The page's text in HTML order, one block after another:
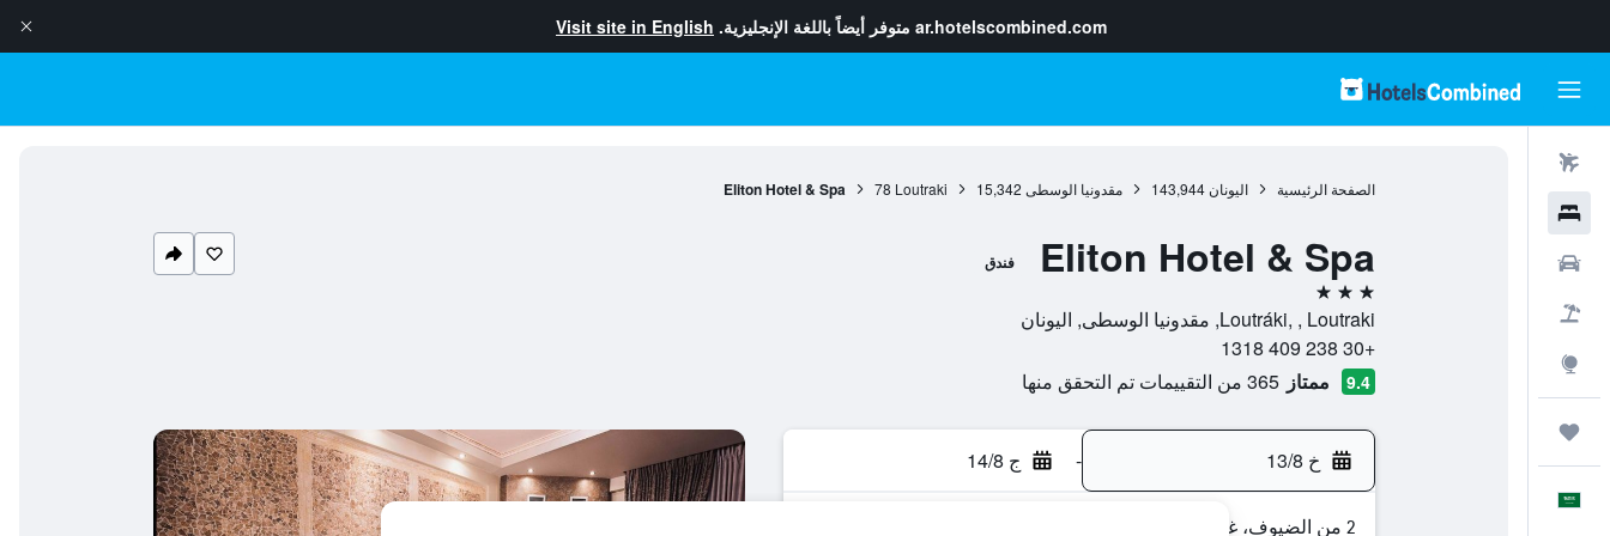
ar.hotelscombined.com متوفر أيضاً باللغة الإنجليزية. Visit site in English
الصفحة الرئيسية اليونان 143,944 مقدونيا الوسطى 15,342
Loutraki
78
Eliton Hotel & Spa
Eliton Hotel & Spa فندق
3 نجوم
Loutráki, , Loutraki, مقدونيا الوسطى, اليونان
+30 238 409 1318
9.4 ممتاز 365 من التقييمات تم التحقق منها
خ 13/8 - ج 14/8
2 من الضيوف، غرفة واحدة